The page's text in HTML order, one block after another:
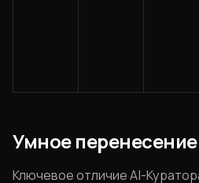
Умное
Ключевое отличие AI-